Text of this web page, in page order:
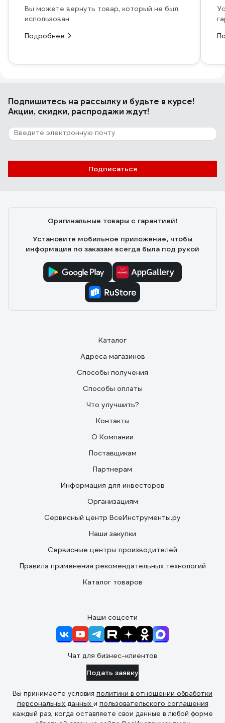
Вы можете вернуть товар, который не был
использован
Подробнее
Подпишитесь на рассылкуи будьте в курсе!
Акции, скидки, распродажи ждут!
Подписаться
Оригинальные товары с гарантией!
Установите мобильное приложение, чтобы
информация по заказам всегда была под рукой
Каталог
Адреса магазинов
Способы получения
Способы оплаты
Что улучшить?
Контакты
О Компании
Поставщикам
Партнерам
Информация для инвесторов
Организациям
Сервисный центр ВсеИнструменты.ру
Наши закупки
Сервисные центры производителей
Правила применения рекомендательных технологий
Каталог товаров
Наши соцсети
Чат для бизнес-клиентов
Подать заявку
Вы принимаете условия политики в отношении обработки
персональных данных и пользовательского соглашения
каждый раз, когда оставляете свои данные в любой форме